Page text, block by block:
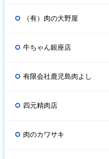
（有）肉の大野屋
牛ちゃん銀座店
有限会社鹿児島肉よし
四元精肉店
肉のカワサキ